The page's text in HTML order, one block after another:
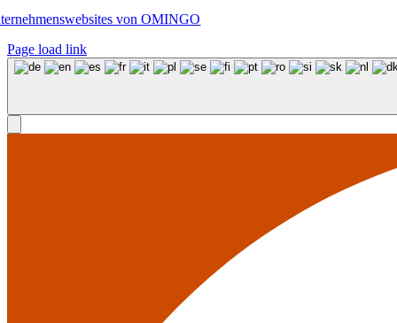
von OMINGO
Page load link